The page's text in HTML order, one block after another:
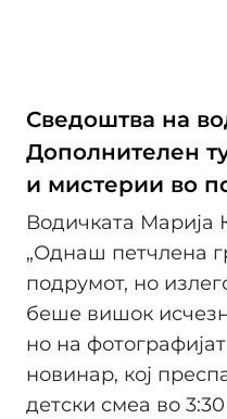
Сведоштва на
Дополнителен
и мистерии во
Водичката Марија
„Однаш петчлена
подрумот, но
беше вишок
но на
новинар, кој
детски смеа во